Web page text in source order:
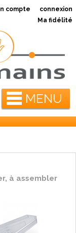
MENU
compte connexion
Ma fidélité
à assembler